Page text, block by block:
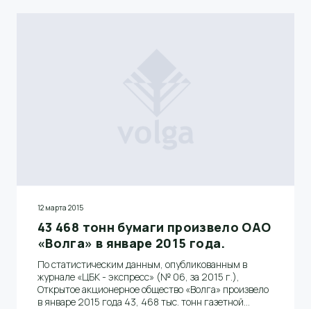
12 марта 2015
43 468 тонн бумаги произвело ОАО
«Волга» в январе 2015 года.
По статистическим данным, опубликованным в
журнале «ЦБК - экспресс» (№ 06, за 2015 г.),
Открытое акционерное общество «Волга» произвело
в январе 2015 года 43, 468 тыс. тонн газетной